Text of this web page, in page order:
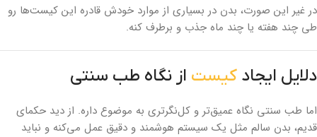
در غیر این صورت، بدن در بسیاری از موارد خودش قادره این کیست‌ها رو
طی چند هفته یا چند ماه جذب و برطرف کنه.
دلایل ایجاد کیست از نگاه طب سنتی
اما طب سنتی نگاه عمیق‌تر و کل‌نگرتری به موضوع داره. از دید حکمای
قدیم، بدن سالم مثل یک سیستم هوشمند و دقیق عمل می‌کنه و نباید